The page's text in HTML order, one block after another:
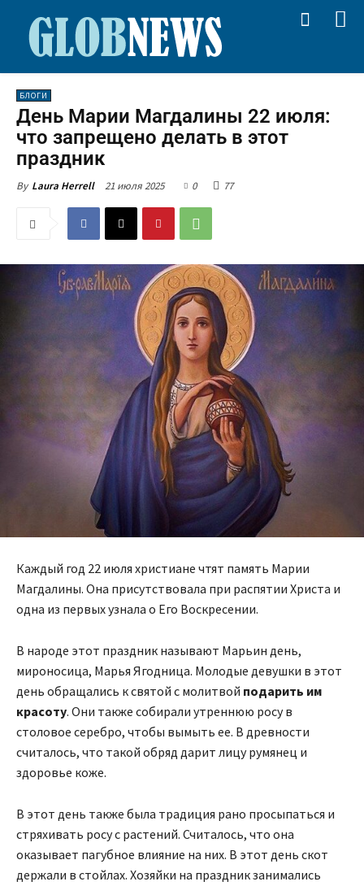
БЛОГИ
День Марии Магдалины 22 июля:
что запрещено делать в этот
праздник
By Laura Herrell 21 июля 2025 0 77
Каждый год 22 июля христиане чтят память Марии
Магдалины. Она присутствовала при распятии Христа и
одна из первых узнала о Его Воскресении.
В народе этот праздник называют Марьин день,
мироносица, Марья Ягодница. Молодые девушки в этот
день обращались к святой с молитвой подарить им
красоту. Они также собирали утреннюю росу в
столовое серебро, чтобы вымыть ее. В древности
считалось, что такой обряд дарит лицу румянец и
здоровье коже.
В этот день также была традиция рано просыпаться и
стряхивать росу с растений. Считалось, что она
оказывает пагубное влияние на них. В этот день скот
держали в стойлах. Хозяйки на праздник занимались